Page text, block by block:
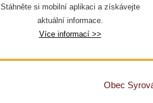
Stáhněte si mobilní aplikaci a získávejte
aktuální informace.
Více informací >>
Obec